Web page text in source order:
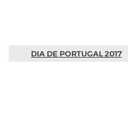
DIA DE PORTUGAL 2017